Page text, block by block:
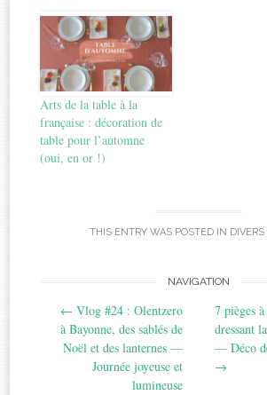
Arts de la table à la
française : décoration de
table pour l’automne
(oui, en or !)
THIS ENTRY WAS POSTED IN
navigation
NAVIGATION
← Vlog #24 : Olentzero
à Bayonne, des sablés de
Noël et des lanternes —
Journée joyeuse et
lumineuse
7 pièges
dressant
— Déco
→